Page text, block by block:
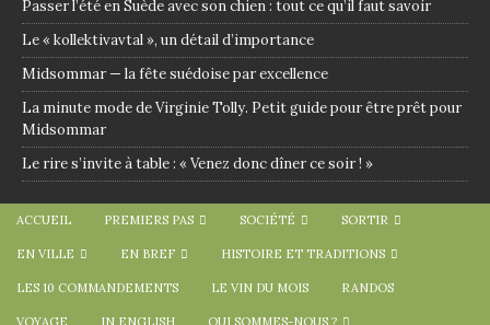
Passer l’été en Suède avec son chien : tout ce qu’il faut savoir
Le « kollektivavtal », un détail d’importance
Midsommar — la fête suédoise par excellence
La minute mode de Virginie Tolly. Petit guide pour être prêt pour
Midsommar
Le rire s’invite à table : « Venez donc dîner ce soir ! »
ACCUEIL PREMIERS PAS SOCIÉTÉ SORTIR
EN VILLE EN BREF HISTOIRE ET TRADITIONS
LES 10 COMMANDEMENTS LE VIN DU MOIS RANDOS
VOYAGE IN ENGLISH QUI SOMMES-NOUS ?